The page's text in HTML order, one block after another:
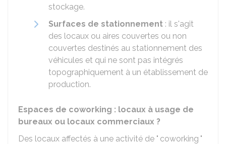
stockage.
Surfaces de stationnement : il s'agit
des locaux ou aires couvertes ou non
couvertes destinés au stationnement des
véhicules et qui ne sont pas intégrés
topographiquement à un établissement de
production.
Espaces de coworking : locaux à usage de
bureaux ou locaux commerciaux ?
Des locaux affectés à une activité de " coworking "